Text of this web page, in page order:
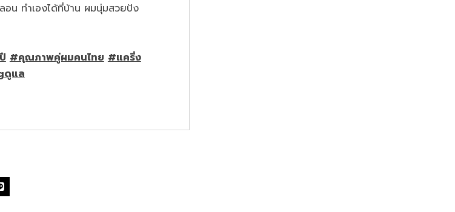
อน ทำเองได้ที่บ้าน ผมนุ่มสวยปัง
#คุณภาพคู่ผมคนไทย #แคริ่ง
ดูแล